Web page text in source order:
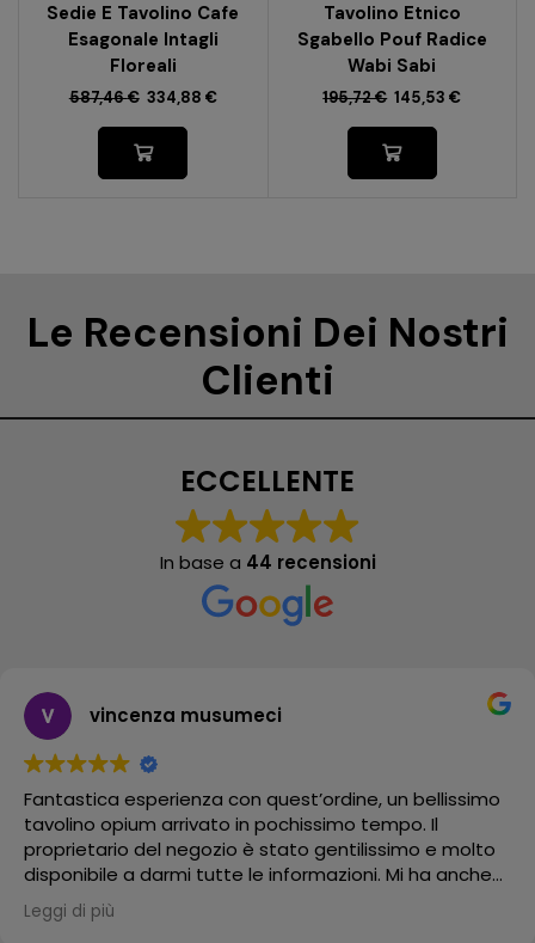
Sedie E Tavolino Cafe
Esagonale Intagli
Floreali
587,46€ 334,88 €
Tavolino Etnico
Sgabello Pouf Radice
Wabi Sabi
195,72€ 145,53€
Le Recensioni Dei Nostri
Clienti
ECCELLENTE
In base a 44 recensioni
vincenza musumeci
Fantastica esperienza con quest’ordine, un bellissimo
tavolino opium arrivato in pochissimo tempo. Il
proprietario del negozio è stato gentilissimo e molto
disponibile a darmi tutte le informazioni. Mi ha anche
mandato un video del suo bellissimo negozio.
Leggi di più